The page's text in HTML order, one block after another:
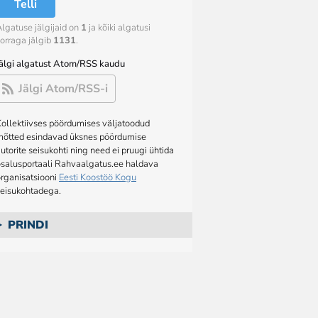
Telli
jälgijaid on 1 ja kõiki algatusi
jälgib 1131.
algatust Atom/RSS kaudu
Jälgi Atom/RSS-i
pöördumises väljatoodud
esindavad üksnes pöördumise
seisukohti ning need ei pruugi ühtida
Rahvaalgatus.ee haldava
Eesti Koostöö Kogu
PRINDI